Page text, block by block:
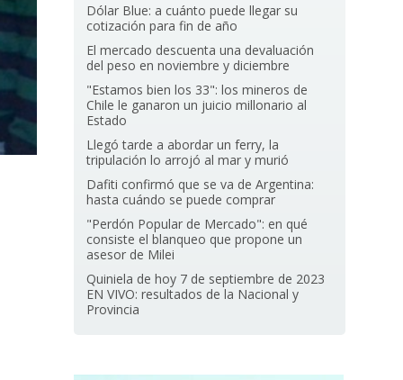
Dólar Blue: a cuánto puede llegar su
cotización para fin de año
El mercado descuenta una devaluación
del peso en noviembre y diciembre
"Estamos bien los 33": los mineros de
Chile le ganaron un juicio millonario al
Estado
Llegó tarde a abordar un ferry, la
tripulación lo arrojó al mar y murió
Dafiti confirmó que se va de Argentina:
hasta cuándo se puede comprar
"Perdón Popular de Mercado": en qué
consiste el blanqueo que propone un
asesor de Milei
Quiniela de hoy 7 de septiembre de 2023
EN VIVO: resultados de la Nacional y
Provincia